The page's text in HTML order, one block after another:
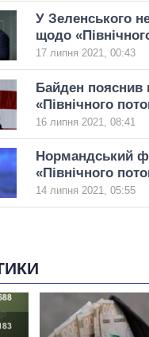
У Зеленського
щодо
17 липня 2021, 00:43
Байден пояснив
«Північного
16 липня 2021, 08:41
Нормандський
«Північного
14 липня 2021, 05:55